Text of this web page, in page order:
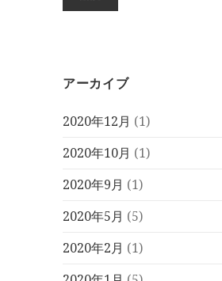
ド
アーカイブ
2020年12月 (1)
2020年10月 (1)
2020年9月 (1)
2020年5月 (5)
2020年2月 (1)